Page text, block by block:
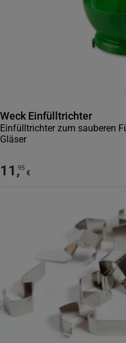
Weck Einfülltrichter
Einfülltrichter zum sauberen
Gläser
11,95
€